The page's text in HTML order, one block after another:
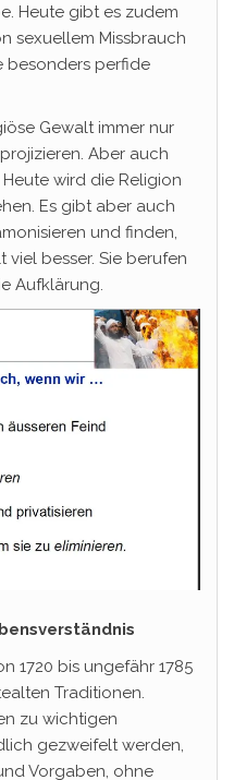
Heute gibt es zudem
sexuellem Missbrauch
besonders perfide
Gewalt immer nur
Aber auch
wird die Religion
Es gibt aber auch
und finden,
viel besser. Sie berufen
Aufklärung.
1720 bis ungefähr 1785
Traditionen.
zu wichtigen
gezweifelt werden,
Vorgaben, ohne